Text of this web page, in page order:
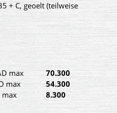
+ C, geoelt (teilweise
max
70.300
max
54.300
max 8.300